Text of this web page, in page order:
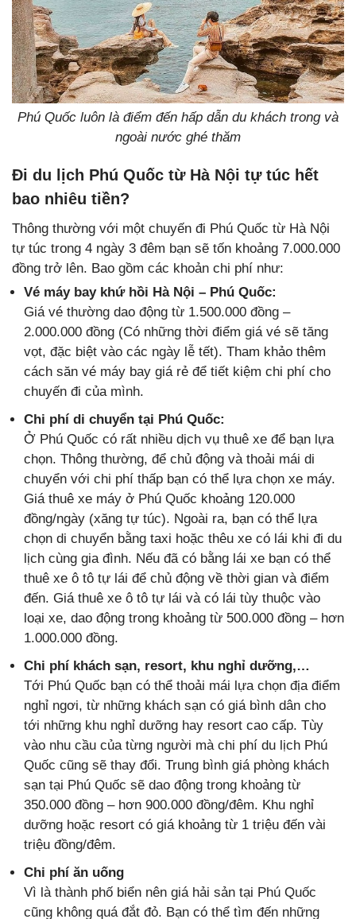
Phú Quốc luôn là điểm đến hấp dẫn du khách trong và
ngoài nước ghé thăm
Đi du lịch Phú Quốc từ Hà Nội tự túc hết
bao nhiêu tiền?
Thông thường với một chuyến đi Phú Quốc từ Hà Nội
tự túc trong 4 ngày 3 đêm bạn sẽ tốn khoảng 7.000.000
đồng trở lên. Bao gồm các khoản chi phí như:
Vé máy bay khứ hồi Hà Nội – Phú Quốc:
Giá vé thường dao động từ 1.500.000 đồng –
2.000.000 đồng (Có những thời điểm giá vé sẽ tăng
vọt, đặc biệt vào các ngày lễ tết). Tham khảo thêm
cách săn vé máy bay giá rẻ để tiết kiệm chi phí cho
chuyến đi của mình.
Chi phí di chuyển tại Phú Quốc:
Ở Phú Quốc có rất nhiều dịch vụ thuê xe để bạn lựa
chọn. Thông thường, để chủ động và thoải mái di
chuyển với chi phí thấp bạn có thể lựa chọn xe máy.
Giá thuê xe máy ở Phú Quốc khoảng 120.000
đồng/ngày (xăng tự túc). Ngoài ra, bạn có thể lựa
chọn di chuyển bằng taxi hoặc thêu xe có lái khi đi du
lịch cùng gia đình. Nếu đã có bằng lái xe bạn có thể
thuê xe ô tô tự lái để chủ động về thời gian và điểm
đến. Giá thuê xe ô tô tự lái và có lái tùy thuộc vào
loại xe, dao động trong khoảng từ 500.000 đồng – hơn
1.000.000 đồng.
Chi phí khách sạn, resort, khu nghỉ dưỡng,…
Tới Phú Quốc bạn có thể thoải mái lựa chọn địa điểm
nghỉ ngơi, từ những khách sạn có giá bình dân cho
tới những khu nghỉ dưỡng hay resort cao cấp. Tùy
vào nhu cầu của từng người mà chi phí du lịch Phú
Quốc cũng sẽ thay đổi. Trung bình giá phòng khách
sạn tại Phú Quốc sẽ dao động trong khoảng từ
350.000 đồng – hơn 900.000 đồng/đêm. Khu nghỉ
dưỡng hoặc resort có giá khoảng từ 1 triệu đến vài
triệu đồng/đêm.
Chi phí ăn uống
Vì là thành phố biển nên giá hải sản tại Phú Quốc
cũng không quá đắt đỏ. Bạn có thể tìm đến những